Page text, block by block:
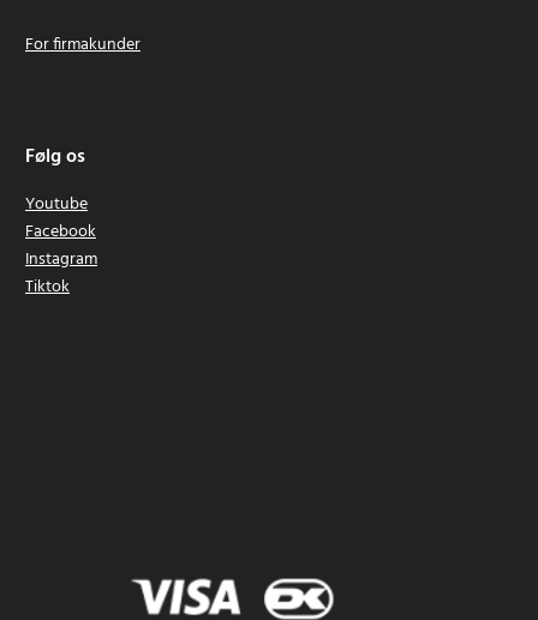
For firmakunder
Følg os
Youtube
Facebook
Instagram
Tiktok